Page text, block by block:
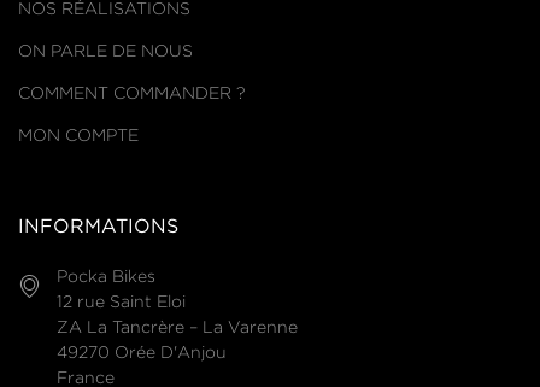
NOS RÉALISATIONS
ON PARLE DE NOUS
COMMENT COMMANDER ?
MON COMPTE
INFORMATIONS
Pocka Bikes
12 rue Saint Eloi
ZA La Tancrère – La Varenne
49270 Orée D'Anjou
France